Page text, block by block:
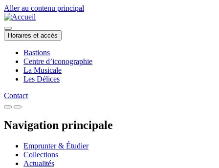
Aller au contenu principal
Horaires et accès
Bastions
Centre d’iconographie
La Musicale
Les Délices
Contact
Navigation principale
Emprunter & Étudier
Collections
Actualités